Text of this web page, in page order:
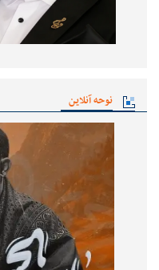
نوحه آنلاین